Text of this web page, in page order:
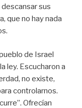
sus
que no hay nada
de Israel
ley. Escucharon a
no existe,
controlarnos.
Ofrecían